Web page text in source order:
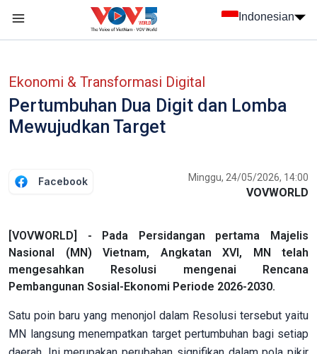
Indonesian
Ekonomi & Transformasi Digital
Pertumbuhan Dua Digit dan Lomba
Mewujudkan Target
Facebook Minggu, 24/05/2026, 14:00
VOVWORLD
[VOVWORLD] - Pada Persidangan pertama Majelis
Nasional (MN) Vietnam, Angkatan XVI, MN telah
mengesahkan Resolusi mengenai Rencana
Pembangunan Sosial-Ekonomi Periode 2026-2030.
Satu poin baru yang menonjol dalam Resolusi tersebut yaitu
MN langsung menempatkan target pertumbuhan bagi setiap